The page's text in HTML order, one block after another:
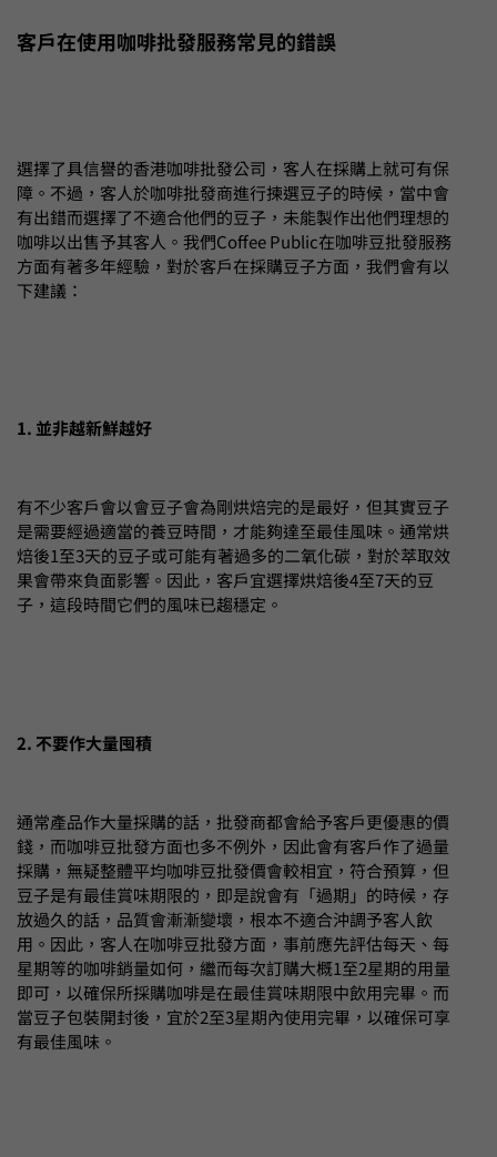
客戶在使用咖啡批發服務常見的錯誤
選擇了具信譽的香港咖啡批發公司，客人在採購上就可有保
障。不過，客人於咖啡批發商進行揀選豆子的時候，當中會
有出錯而選擇了不適合他們的豆子，未能製作出他們理想的
咖啡以出售予其客人。我們Coffee Public在咖啡豆批發服務
方面有著多年經驗，對於客戶在採購豆子方面，我們會有以
下建議：
1. 並非越新鮮越好
有不少客戶會以會豆子會為剛烘焙完的是最好，但其實豆子
是需要經過適當的養豆時間，才能夠達至最佳風味。通常烘
焙後1至3天的豆子或可能有著過多的二氧化碳，對於萃取效
果會帶來負面影響。因此，客戶宜選擇烘焙後4至7天的豆
子，這段時間它們的風味已趨穩定。
2. 不要作大量囤積
通常產品作大量採購的話，批發商都會給予客戶更優惠的價
錢，而咖啡豆批發方面也多不例外，因此會有客戶作了過量
採購，無疑整體平均咖啡豆批發價會較相宜，符合預算，但
豆子是有最佳賞味期限的，即是說會有「過期」的時候，存
放過久的話，品質會漸漸變壞，根本不適合沖調予客人飲
用。因此，客人在咖啡豆批發方面，事前應先評估每天、每
星期等的咖啡銷量如何，繼而每次訂購大概1至2星期的用量
即可，以確保所採購咖啡是在最佳賞味期限中飲用完畢。而
當豆子包裝開封後，宜於2至3星期內使用完畢，以確保可享
有最佳風味。